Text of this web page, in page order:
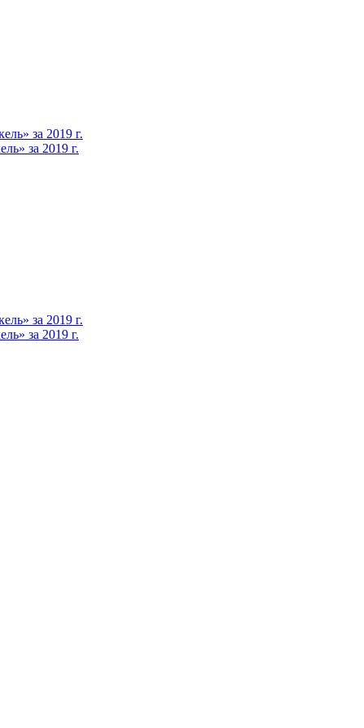
за 2019 г.
за 2019 г.
за 2019 г.
за 2019 г.